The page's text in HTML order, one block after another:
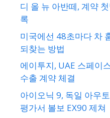
디 올 뉴 아반떼, 계약
록
미국에선 48초마다 차
되찾는 방법
에이투지, UAE 스페이
수출 계약 체결
아이오닉 9, 독일 아우
평가서 볼보 EX90 제쳐